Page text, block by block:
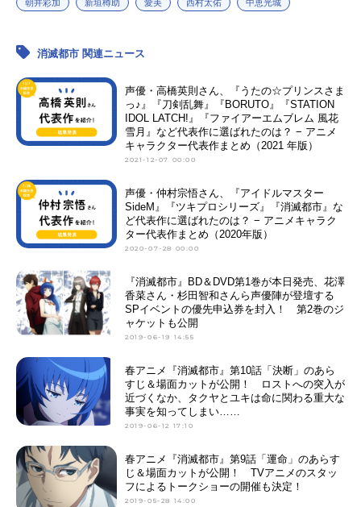
朝井彩加 新垣樽助 愛美 西村太佑 中恵光城
消滅都市 関連ニュース
声優・高橋英則さん、『うたの☆プリンスさま
っ♪』『刀剣乱舞』『BORUTO』『STATION
IDOL LATCH!』『ファイアーエムブレム 風花
雪月』など代表作に選ばれたのは？ − アニメ
キャラクター代表作まとめ（2021 年版）
2021-12-07 00:00
声優・仲村宗悟さん、『アイドルマスター
SideM』『ツキプロシリーズ』『消滅都市』な
ど代表作に選ばれたのは？ − アニメキャラク
ター代表作まとめ（2020年版）
2020-07-28 00:00
『消滅都市』BD＆DVD第1巻が本日発売、花澤
香菜さん・杉田智和さんら声優陣が登壇する
SPイベントの優先申込券を封入！ 第2巻のジ
ャケットも公開
2019-06-19 14:55
春アニメ『消滅都市』第10話「決断」のあら
すじ＆場面カットが公開！ ロストへの突入が
近づくなか、タクヤとユキは命に関わる重大な
事実を知ってしまい……
2019-06-12 17:10
春アニメ『消滅都市』第9話「運命」のあらす
じ＆場面カットが公開！ TVアニメのスタッ
フによるトークショーの開催も決定！
2019-05-28 14:00